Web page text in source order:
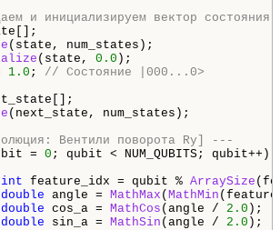
и инициализируем вектор состояния
(state, num_states);
(state, 0.0 );
1.0 ; // Состояние |000...0>
(next_state, num_states);
Вентили поворота Ry] ---
= 0 ; qubit < NUM_QUBITS; qubit++)
int feature_idx = qubit % ArraySize
double angle = MathMax ( MathMin
double cos_a = MathCos (angle / 2.0 );
double sin_a = MathSin (angle / 2.0 );